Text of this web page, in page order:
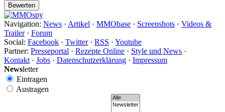
Navigation: News · Artikel · MMObase · Screenshots · Videos &
Trailer· Forum
Social: Facebook · Twitter· RSS · Youtube
Partner: Presseportal · Rezepte Online · Style und News ·
Kontakt · Jobs · Datenschutzerklärung · Impressum
Newsletter
Eintragen
Austragen